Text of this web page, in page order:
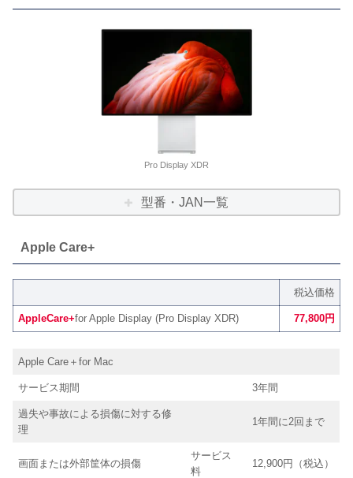
Pro Display XDR
型番・JAN一覧
Apple Care+
税込価格
AppleCare+for Apple Display (Pro Display XDR) 77,800円
Apple Care＋for Mac
サービス期間 3年間
過失や事故による損傷に対する修
理
1年間に2回まで
画面または外部筐体の損傷
サービス
料
12,900円（税込）